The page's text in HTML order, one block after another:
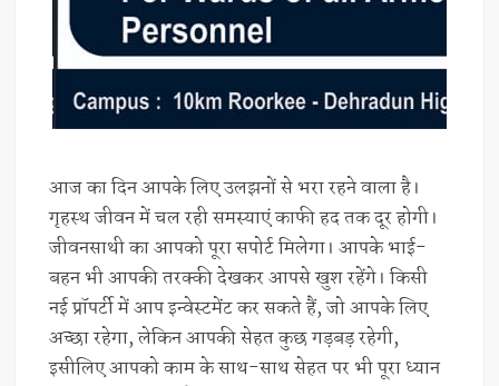
आज का दिन आपके लिए उलझनों से भरा रहने वाला है।
गृहस्थ जीवन में चल रही समस्याएं काफी हद तक दूर होगी।
जीवनसाथी का आपको पूरा सपोर्ट मिलेगा। आपके भाई-
बहन भी आपकी तरक्की देखकर आपसे खुश रहेंगे। किसी
नई प्रॉपर्टी में आप इन्वेस्टमेंट कर सकते हैं, जो आपके लिए
अच्छा रहेगा, लेकिन आपकी सेहत कुछ गड़बड़ रहेगी,
इसीलिए आपको काम के साथ-साथ सेहत पर भी पूरा ध्यान